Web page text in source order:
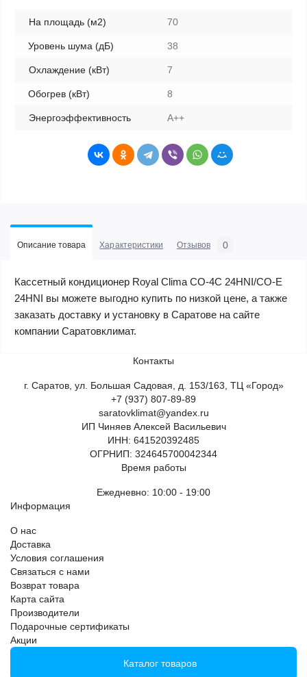
На площадь (м2) 70
Уровень шума (дБ) 38
Охлаждение (кВт) 7
Обогрев (кВт) 8
Энергоэффективность A++
Описание товара Характеристики Отзывов 0
Кассетный кондиционер Royal Clima CO-4C 24HNI/CO-E
24HNI вы можете выгодно купить по низкой цене, а также
заказать доставку и установку в Саратове на сайте
компании Саратовклимат.
Контакты
г. Саратов, ул. Большая Садовая, д. 153/163, ТЦ «Город»
+7 (937) 807-89-89
saratovklimat@yandex.ru
ИП Чиняев Алексей Васильевич
ИНН: 641520392485
ОГРНИП: 324645700042344
Время работы
Ежедневно: 10:00 - 19:00
Информация
О нас
Доставка
Условия соглашения
Связаться с нами
Возврат товара
Карта сайта
Производители
Подарочные сертификаты
Акции
Каталог товаров